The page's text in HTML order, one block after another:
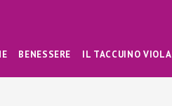
BENESSERE IL TACCUINO VIOLA